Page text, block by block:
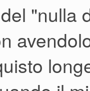
"nulla